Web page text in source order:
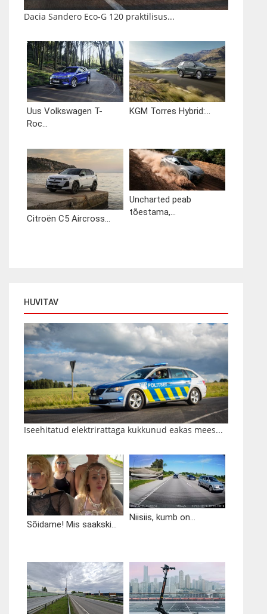
Dacia Sandero Eco-G 120 praktilisus...
Uus Volkswagen T-
Roc...
KGM Torres Hybrid:...
Citroën C5 Aircross...
Uncharted peab
tõestama,...
HUVITAV
Iseehitatud elektrirattaga kukkunud eakas mees...
Sõidame! Mis saakski...
Niisiis, kumb on...